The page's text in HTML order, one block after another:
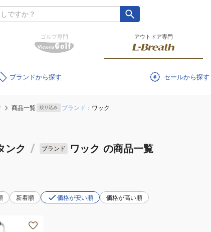
ゴルフ専門 アウトドア専門
ブランド セール
商品一覧 絞り込み ブランド： ワック
ンク / ブランド ワック の商品一覧
新着順 価格が安い順 価格が高い順